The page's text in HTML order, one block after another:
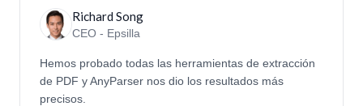
Richard Song
CEO - Epsilla
Hemos probado todas las herramientas de extracción
de PDF y AnyParser nos dio los resultados más
precisos.